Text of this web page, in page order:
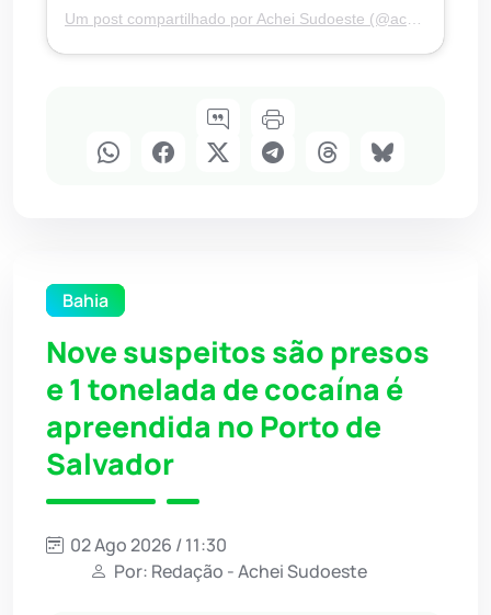
Um post compartilhado por Achei Sudoeste (@acheisudoesteoficial)
Bahia
Nove suspeitos são presos
e 1 tonelada de cocaína é
apreendida no Porto de
Salvador
02 Ago 2026 / 11:30
Por: Redação - Achei Sudoeste